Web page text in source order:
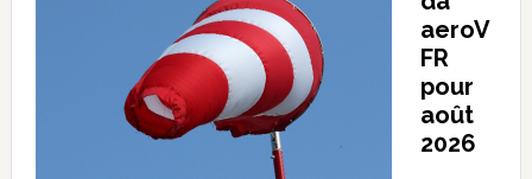
aeroV
FR
pour
août
2026